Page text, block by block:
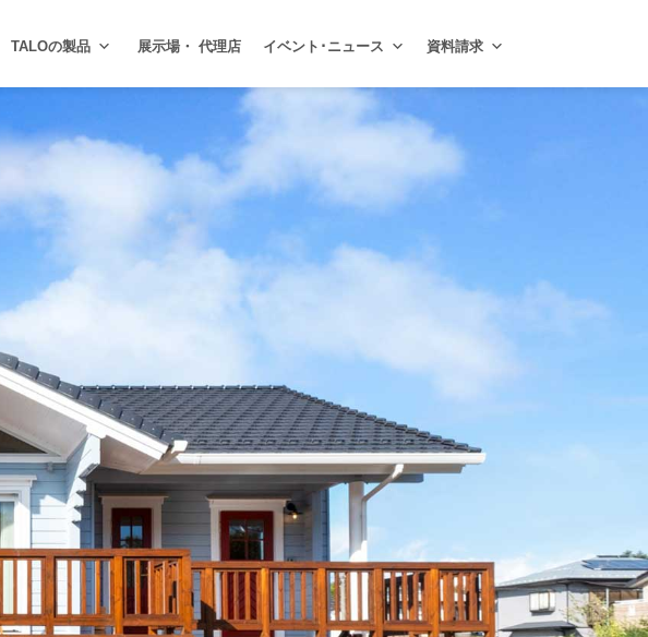
TALOの製品 展示場・ 代理店 イベント･ニュース 資料請求